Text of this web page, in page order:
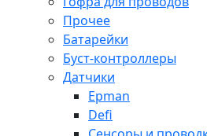
Прочее
Батарейки
Буст-контроллеры
Датчики
Epman
Defi